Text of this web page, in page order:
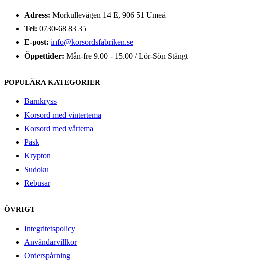
Adress: Morkullevägen 14 E, 906 51 Umeå
Tel: 0730-68 83 35
E-post: info@korsordsfabriken.se
Öppettider: Mån-fre 9.00 - 15.00 / Lör-Sön Stängt
POPULÄRA KATEGORIER
Barnkryss
Korsord med vintertema
Korsord med vårtema
Påsk
Krypton
Sudoku
Rebusar
ÖVRIGT
Integritetspolicy
Användarvillkor
Orderspårning